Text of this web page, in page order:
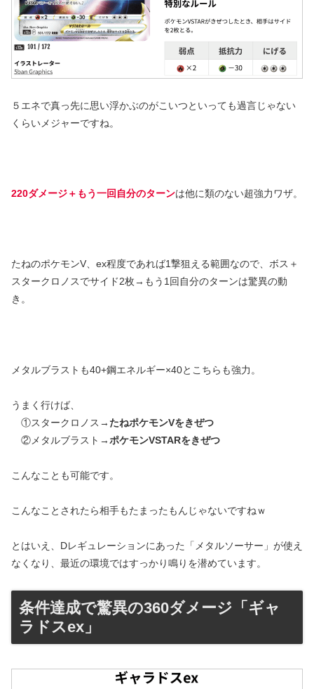
５エネで真っ先に思い浮かぶのがこいつといっても過言じゃない
くらいメジャーですね。
220ダメージ＋もう一回自分のターンは他に類のない超強力ワザ。
たねのポケモンV、ex程度であれば1撃狙える範囲なので、ボス＋
スタークロノスでサイド2枚→もう1回自分のターンは驚異の動
き。
メタルブラストも40+鋼エネルギー×40とこちらも強力。
うまく行けば、
①スタークロノス→ たねポケモンVをきぜつ
②メタルブラスト→ ポケモンVSTARをきぜつ
こんなことも可能です。
こんなことされたら相手もたまったもんじゃないですねｗ
とはいえ、Dレギュレーションにあった「メタルソーサー」が使え
なくなり、最近の環境ではすっかり鳴りを潜めています。
条件達成で驚異の360ダメージ「ギャ
ラドスex」